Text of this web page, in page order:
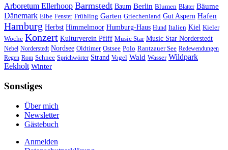
Arboretum Ellerhoop Barmstedt Baum Berlin Blumen Blätter Bäume
Dänemark Elbe Fenster Frühling Garten Griechenland Gut Aspern Hafen
Hamburg Herbst Himmelmoor Humburg-Haus Hund Italien Kiel Kieler
Woche Konzert Kulturverein Pfiff Music Star Music Star Norderstedt
Nebel Norderstedt Nordsee Oldtimer Ostsee Polo Rantzauer See Redewendungen
Regen Rom Schnee Sprichwörter Strand Vogel Wald Wasser Wildpark
Eekholt Winter
Sonstiges
Über mich
Newsletter
Gästebuch
Anmelden